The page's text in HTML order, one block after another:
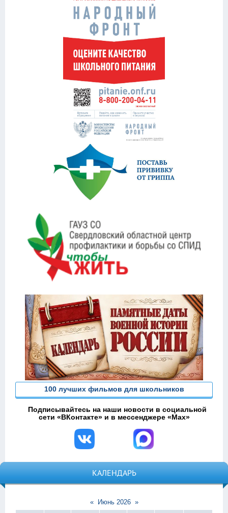
100 лучших фильмов для школьников
Подписывайтесь на наши новости в социальной
сети «ВКонтакте» и в мессенджере «Max»
КАЛЕНДАРЬ
« Июнь 2026 »